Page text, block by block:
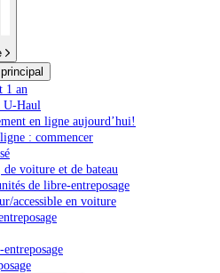
1 an
U-Haul
en ligne aujourd’hui!
: commencer
voiture et de bateau
de libre-entreposage
accessible en voiture